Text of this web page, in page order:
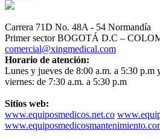
Carrera 71D No. 48A - 54 Normandía
Primer sector BOGOTÁ D.C –
comercial@xingmedical.com
Horario de atención:
Lunes y jueves de 8:00 a.m. a 5:30 p.m
viernes: de 7:30 a.m. a 5:30 p.m
Sitios web:
www.equiposmedicos.net.co